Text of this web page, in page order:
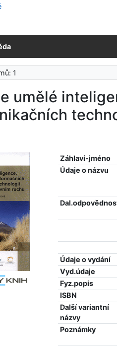
1
umělé
Záhlaví-jméno
Údaje o názvu
Údaje o vydání
Vyd.údaje
Fyz.popis
ISBN
Další variantní
názvy
Poznámky